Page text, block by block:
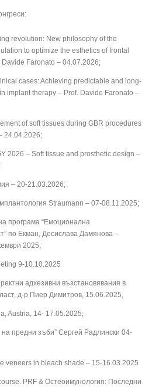
revolution: New philosophy of the
to optimize the esthetics of frontal
Davide Faronato – 04.07.2026;
cases: Achieving predictable and long-
implant therapy – Prof. Davide Faronato –
of soft tissues during GBR procedures
24.04.2026;
2026 – Soft tissue and prosthetic design –
– 20-21.03.2026;
Straumann – 07-08.11.2025;
програма “Емоционална
по Екман, Десислава Дамянова –
2025;
9-10.10.2025
адхезивни възстановявания в
д-р Пиер Димитров, 15.06.2025,
Austria, 14- 17.05.2025;
на предни зъби” Сергей Радлински 04-
veneers in bleach shade – 15-16.03.2025
PRF & Остеоимунология: Последни